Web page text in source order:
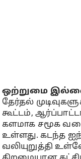
ஒற்றுமை
தேர்தல்
கூட்டம்,
களமாக சமூக
உள்ளது. கடந்த
வலியுறுத்தி